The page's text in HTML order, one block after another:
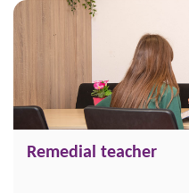
Remedial teacher